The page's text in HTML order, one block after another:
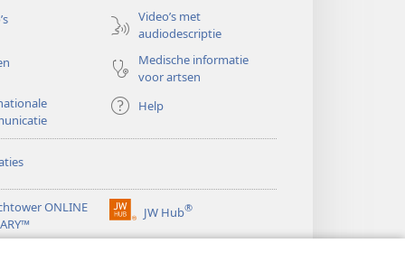
Video’s met
audiodescriptie
Medische informatie
voor artsen
Help
ONLINE
JW Hub®
(opent
nieuw